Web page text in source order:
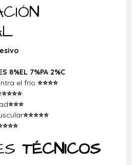
8%EL 7%PA 2%C
el frío ⭐⭐⭐⭐
⭐⭐⭐⭐
⭐⭐⭐
⭐⭐⭐⭐⭐
⭐⭐
TÉCNICOS